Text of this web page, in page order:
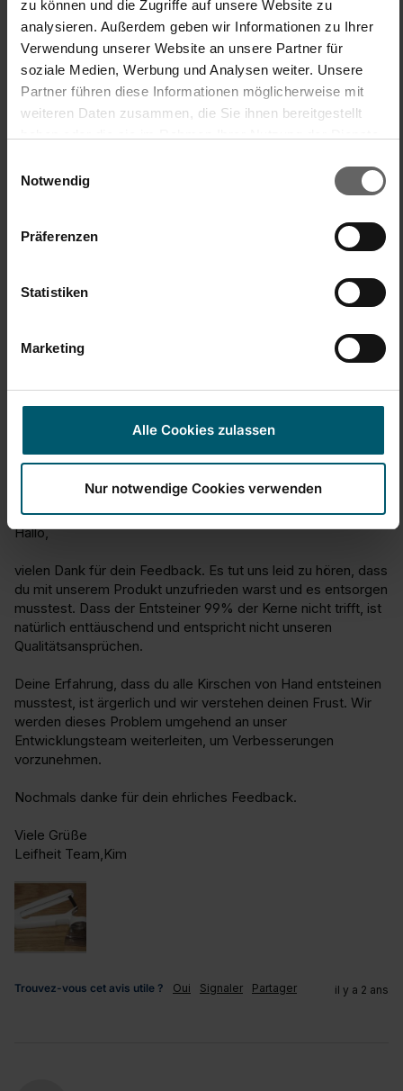
zu können und die Zugriffe auf unsere Website zu
analysieren. Außerdem geben wir Informationen zu Ihrer
Verwendung unserer Website an unsere Partner für
soziale Medien, Werbung und Analysen weiter. Unsere
Partner führen diese Informationen möglicherweise mit
weiteren Daten zusammen, die Sie ihnen bereitgestellt
Cookies, wenn Sie unsere Webseite weiterhin nutzen.
Notwendig
Präferenzen
Statistiken
Marketing
Alle Cookies zulassen
Nur notwendige Cookies verwenden
Avis Produit Questions
B
Bavarian
ungeeignete Funktion
vor 1 Woche gekauft, heute wieder entsorgt.
Trift 99% der Kerne nicht für mich absolut untauglich !!!
Réponse:
Hallo,
vielen Dank für dein Feedback. Es tut uns leid zu hören, dass
du mit unserem Produkt unzufrieden warst und es entsorgen
musstest. Dass der Entsteiner 99% der Kerne nicht trifft, ist
natürlich enttäuschend und entspricht nicht unseren
Qualitätsansprüchen.
Deine Erfahrung, dass du alle Kirschen von Hand entsteinen
musstest, ist ärgerlich und wir verstehen deinen Frust. Wir
werden dieses Problem umgehend an unser
Entwicklungsteam weiterleiten, um Verbesserungen
vorzunehmen.
Nochmals danke für dein ehrliches Feedback.
Viele Grüße
Leifheit Team,Kim
Trouvez-vous cet avis utile ? Oui Signaler Partager il y a 2 ans